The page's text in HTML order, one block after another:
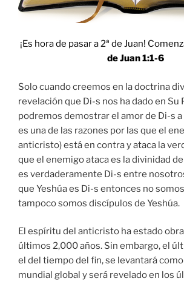
¡Es hora de pasar a 2ª de Juan!
de Juan 1:1-6
Solo cuando creemos en la doctrina
revelación que Di-s nos ha dado en Su
podremos demostrar el amor de Di-s a
es una de las razones por las que el
anticristo) está en contra y ataca la
que el enemigo ataca es la divinidad de
es verdaderamente Di-s entre
que Yeshúa es Di-s entonces no
tampoco somos discípulos de Yeshúa.
El espíritu del anticristo ha estado
últimos 2,000 años. Sin embargo, el
el del tiempo del fin, se levantará
mundial global y será revelado en los